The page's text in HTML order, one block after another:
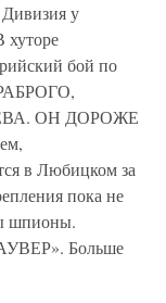
у
хуторе
бой по
ОН ДОРОЖЕ
в Любицком за
пока не
шпионы.
Больше